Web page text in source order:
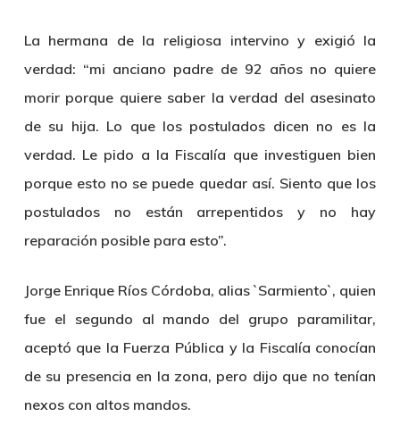
La hermana de la religiosa intervino y exigió la
verdad: “mi anciano padre de 92 años no quiere
morir porque quiere saber la verdad del asesinato
de su hija. Lo que los postulados dicen no es la
verdad. Le pido a la Fiscalía que investiguen bien
porque esto no se puede quedar así. Siento que los
postulados no están arrepentidos y no hay
reparación posible para esto”.
Jorge Enrique Ríos Córdoba, alias `Sarmiento`, quien
fue el segundo al mando del grupo paramilitar,
aceptó que la Fuerza Pública y la Fiscalía conocían
de su presencia en la zona, pero dijo que no tenían
nexos con altos mandos.